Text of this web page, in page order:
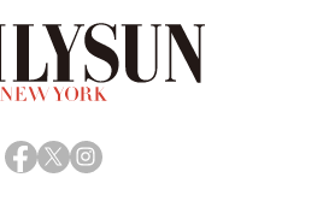
Facebook
X Instagram